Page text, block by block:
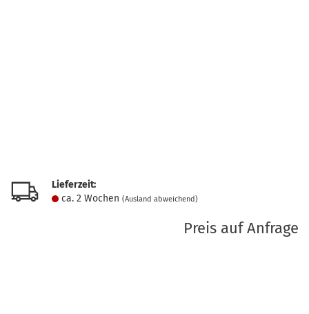
Lieferzeit:
ca. 2 Wochen (Ausland abweichend)
Preis auf Anfrage